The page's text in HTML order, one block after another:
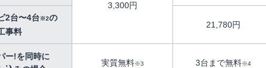
3,300円
2台〜4台※2の
事料
21,780円
ー!を同時に
実質無料※3 3台まで無料※4